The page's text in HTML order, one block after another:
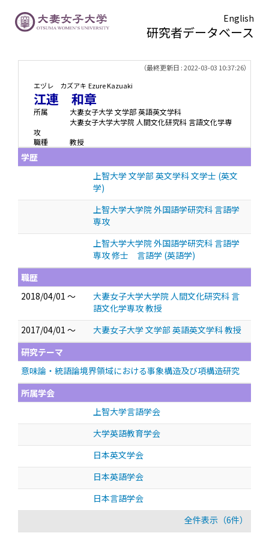
English
研究者データベース
（最終更新日 : 2022-03-03 10:37:26）
エヅレ カズアキ Ezure Kazuaki
江連 和章
所属
大妻女子大学 文学部 英語英文学科
大妻女子大学大学院 人間文化研究科 言語文化学専
攻
職種
教授
学歴
上智大学 文学部 英文学科 文学士 (英文
学)
上智大学大学院 外国語学研究科 言語学
専攻
上智大学大学院 外国語学研究科 言語学
専攻 修士 言語学 (英語学)
職歴
2018/04/01 ～
大妻女子大学大学院 人間文化研究科 言
語文化学専攻 教授
2017/04/01 ～
大妻女子大学 文学部 英語英文学科 教授
研究テーマ
意味論・統語論境界領域における事象構造及び項構造研究
所属学会
上智大学言語学会
大学英語教育学会
日本英文学会
日本英語学会
日本言語学会
全件表示（6件）